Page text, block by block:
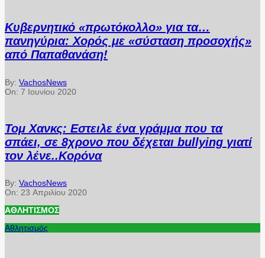
Κυβερνητικό «πρωτόκολλο» για τα…
πανηγύρια: Χορός με «σύσταση προσοχής»
από Παπαθανάση!
By: VachosNews
On: 7 Ιουνίου 2020
Τομ Χανκς: Εστειλε ένα γράμμα που τα
σπάει, σε 8χρονο που δέχεται bullying γιατί
τον λένε..Κορόνα
By: VachosNews
On: 23 Απριλίου 2020
ΑΘΛΗΤΙΣΜΌΣ
Αθλητισμός